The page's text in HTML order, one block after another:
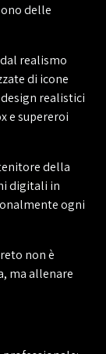
delle
realismo
di icone
realistici
e supereroi
della
digitali in
ogni
non è
ma allenare